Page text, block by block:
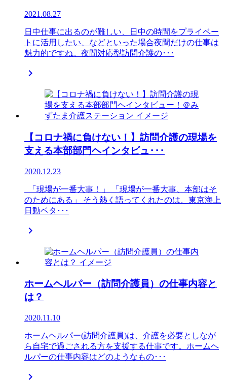
2021.08.27
日中仕事に出るのが難しい、日中の時間をプライベー
トに活用したい、などといった場合夜間だけの仕事は
魅力的ですね。夜間対応型訪問介護の･･･

【コロナ禍に負けない！】訪問介護の現場を
支える本部部門ヘインタビュ･･･
2020.12.23
「現場が一番大事！」 「現場が一番大事、本部はそ
のためにある」 そう熱く語ってくれたのは、東京海上
日動ベタ･･･

ホームヘルパー（訪問介護員）の仕事内容と
は？
2020.11.10
ホームヘルパー(訪問介護員)は、介護を必要としなが
ら自宅で過ごされる方を支援する仕事です。ホームヘ
ルパーの仕事内容はどのようなもの･･･
